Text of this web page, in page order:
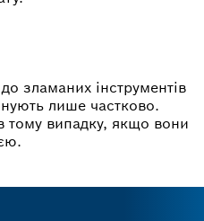
зламаних інструментів
лише частково.
випадку, якщо вони